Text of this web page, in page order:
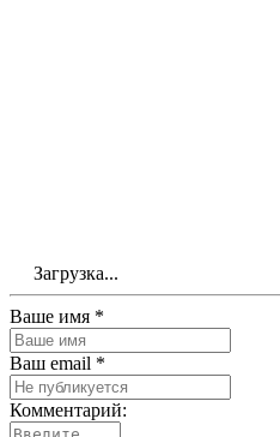
Загрузка...
Ваше имя *
Ваш email *
Комментарий: